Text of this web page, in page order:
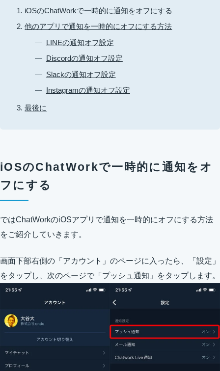
iOSのChatWorkで一時的に通知をオフにする
他のアプリで通知を一時的にオフにする方法
LINEの通知オフ設定
Discordの通知オフ設定
Slackの通知オフ設定
Instagramの通知オフ設定
最後に
iOSのChatWorkで一時的に通知をオ
フにする
ではChatWorkのiOSアプリで通知を一時的にオフにする方法
をご紹介していきます。
画面下部右側の「アカウント」のページに入ったら、「設定」
をタップし、次のページで「プッシュ通知」をタップします。